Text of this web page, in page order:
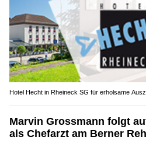
Hotel Hecht in Rheineck SG für erholsame
Marvin Grossmann folgt
als Chefarzt am Berner